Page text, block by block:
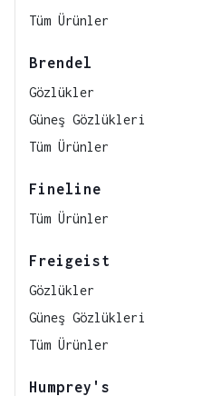
Tüm Ürünler
Brendel
Gözlükler
Güneş Gözlükleri
Tüm Ürünler
Fineline
Tüm Ürünler
Freigeist
Gözlükler
Güneş Gözlükleri
Tüm Ürünler
Humprey's